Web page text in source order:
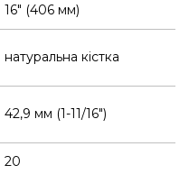
16" (406 мм)
натуральна кістка
42,9 мм (1-11/16″)
20